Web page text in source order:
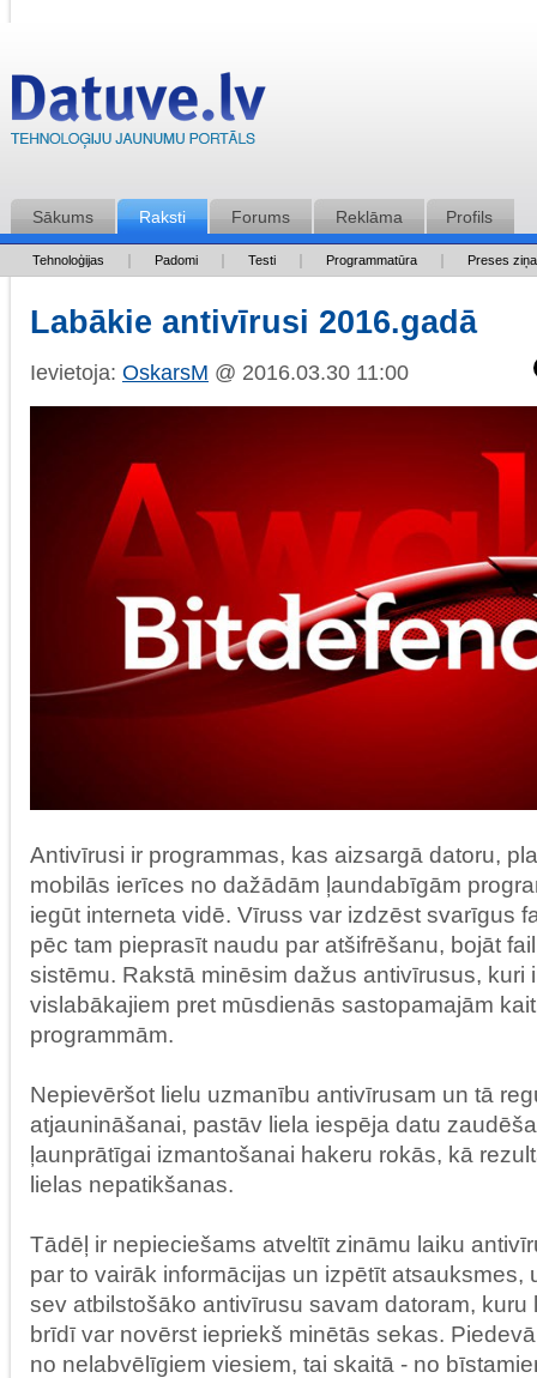
Sākums Raksti Forums Reklāma Profils
Tehnoloģijas Padomi Testi Programmatūra Preses
Labākie antivīrusi 2016.gadā
Ievietoja: OskarsM @ 2016.03.30 11:00
Antivīrusi ir programmas, kas aizsargā datoru,
mobilās ierīces no dažādām ļaundabīgām
iegūt interneta vidē. Vīruss var izdzēst svarīgus
pēc tam pieprasīt naudu par atšifrēšanu, bojāt
sistēmu. Rakstā minēsim dažus antivīrusus, kuri
vislabākajiem pret mūsdienās sastopamajām
programmām.
Nepievēršot lielu uzmanību antivīrusam un tā
atjaunināšanai, pastāv liela iespēja datu
ļaunprātīgai izmantošanai hakeru rokās, kā
lielas nepatikšanas.
Tādēļ ir nepieciešams atveltīt zināmu laiku
par to vairāk informācijas un izpētīt atsauksmes,
sev atbilstošāko antivīrusu savam datoram, kuru
brīdī var novērst iepriekš minētās sekas.
no nelabvēlīgiem viesiem, tai skaitā - no